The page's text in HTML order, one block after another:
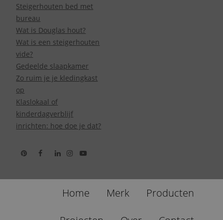
Steigerhouten bed met
bureau
Wat is Douglas hout?
Wat is een steigerhouten
vide?
Gedeelde slaapkamer
Zo ruim je je kledingkast
op
Klaslokaal of
kinderdagverblijf
inrichten: hoe doe je dat?
Home Merk Producten